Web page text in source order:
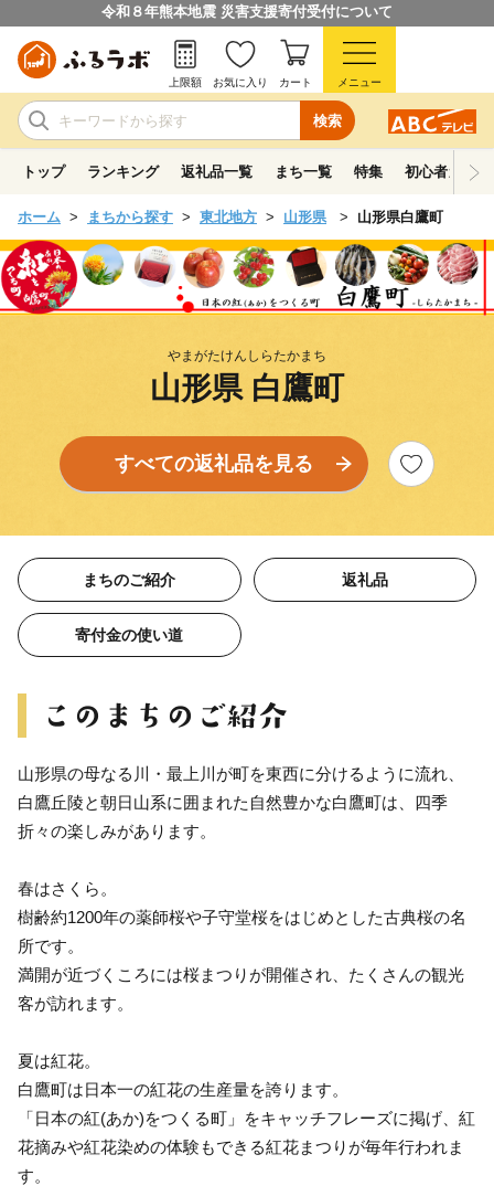
令和８年熊本地震 災害支援寄付受付について
検索
上限額 お気に入り カート メニュー
トップ ランキング 返礼品一覧 まち一覧 特集 初心者ガイド
ホーム まちから探す 東北地方 山形県 山形県白鷹町
やまがたけんしらたかまち
山形県 白鷹町
すべての返礼品を見る
まちのご紹介 返礼品
寄付金の使い道
山形県の母なる川・最上川が町を東西に分けるように流れ、
白鷹丘陵と朝日山系に囲まれた自然豊かな白鷹町は、四季
折々の楽しみがあります。
春はさくら。
樹齢約1200年の薬師桜や子守堂桜をはじめとした古典桜の名
所です。
満開が近づくころには桜まつりが開催され、たくさんの観光
客が訪れます。
夏は紅花。
白鷹町は日本一の紅花の生産量を誇ります。
「日本の紅(あか)をつくる町」をキャッチフレーズに掲げ、紅
花摘みや紅花染めの体験もできる紅花まつりが毎年行われま
す。